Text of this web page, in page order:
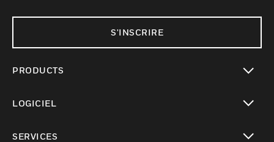
S'INSCRIRE
PRODUCTS
LOGICIEL
SERVICES